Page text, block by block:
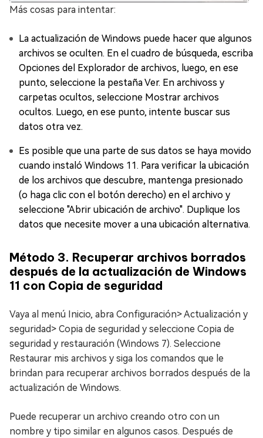
Más cosas para intentar:
La actualización de Windows puede hacer que algunos
archivos se oculten. En el cuadro de búsqueda, escriba
Opciones del Explorador de archivos, luego, en ese
punto, seleccione la pestaña Ver. En archivoss y
carpetas ocultos, seleccione Mostrar archivos
ocultos. Luego, en ese punto, intente buscar sus
datos otra vez.
Es posible que una parte de sus datos se haya movido
cuando instaló Windows 11. Para verificar la ubicación
de los archivos que descubre, mantenga presionado
(o haga clic con el botón derecho) en el archivo y
seleccione "Abrir ubicación de archivo". Duplique los
datos que necesite mover a una ubicación alternativa.
Método 3. Recuperar archivos borrados
después de la actualización de Windows
11 con Copia de seguridad
Vaya al menú Inicio, abra Configuración> Actualización y
seguridad> Copia de seguridad y seleccione Copia de
seguridad y restauración (Windows 7). Seleccione
Restaurar mis archivos y siga los comandos que le
brindan para recuperar archivos borrados después de la
actualización de Windows.
Puede recuperar un archivo creando otro con un
nombre y tipo similar en algunos casos. Después de